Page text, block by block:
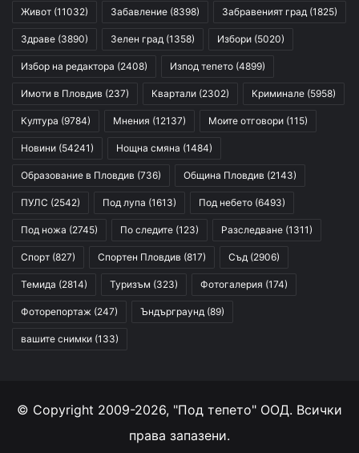
Живот (11032) Забавление (8398) Забравеният град (1825)
Здраве (3890) Зелен град (1358) Избори (5020)
Избор на редактора (2408) Изпод тепето (4899)
Имоти в Пловдив (237) Квартали (2302) Криминале (5958)
Култура (9784) Мнения (12137) Моите отговори (115)
Новини (54241) Нощна смяна (1484)
Образование в Пловдив (736) Община Пловдив (2143)
ПУЛС (2542) Под лупа (1613) Под небето (6493)
Под ножа (2745) По следите (123) Разследване (1311)
Спорт (827) Спортен Пловдив (817) Съд (2906)
Темида (2814) Туризъм (323) Фотогалерия (174)
Фоторепортаж (247) Ъндърграунд (89)
вашите снимки (133)
© Copyright 2009-2026, "Под тепето" ООД. Всички
права запазени.